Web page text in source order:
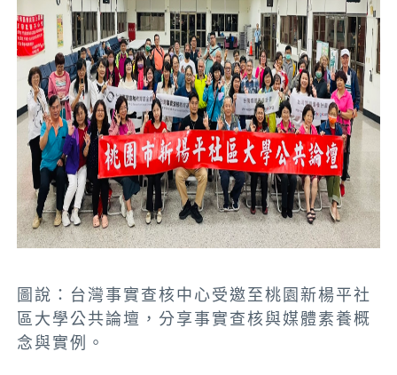
圖說：台灣事實查核中心受邀至桃園新楊平社
區大學公共論壇，分享事實查核與媒體素養概
念與實例。